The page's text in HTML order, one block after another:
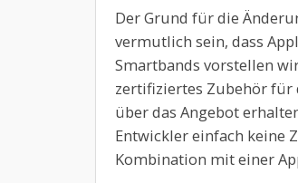
Der Grund für die
vermutlich sein, dass
Smartbands vorstellen
zertifiziertes Zubehör für
über das Angebot
Entwickler einfach keine
Kombination mit einer